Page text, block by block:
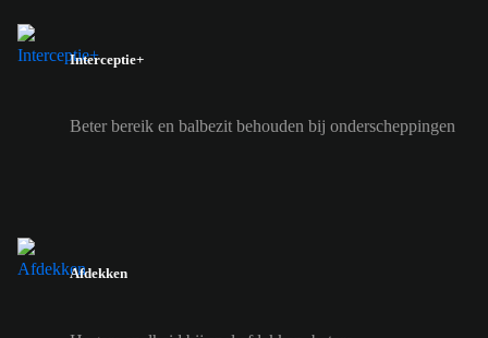
Interceptie+
Beter bereik en balbezit behouden bij onderscheppingen
Afdekken